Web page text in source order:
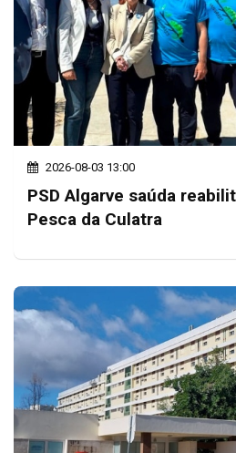
2026-08-03 13:00
PSD Algarve saúda
Pesca da Culatra